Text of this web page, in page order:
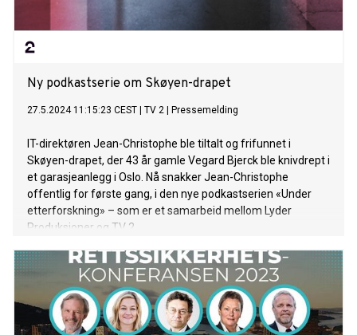
Ny podkastserie om Skøyen-drapet
27.5.2024 11:15:23 CEST TV 2 Pressemelding
IT-direktøren Jean-Christophe ble tiltalt og frifunnet i
Skøyen-drapet, der 43 år gamle Vegard Bjerck ble knivdrept i
et garasjeanlegg i Oslo. Nå snakker Jean-Christophe
offentlig for første gang, i den nye podkastserien «Under
etterforskning» – som er et samarbeid mellom Lyder
Produksjoner og TV 2.